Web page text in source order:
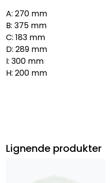
A: 270 mm
B: 375 mm
C: 183 mm
D: 289 mm
I: 300 mm
H: 200 mm
Lignende produkter